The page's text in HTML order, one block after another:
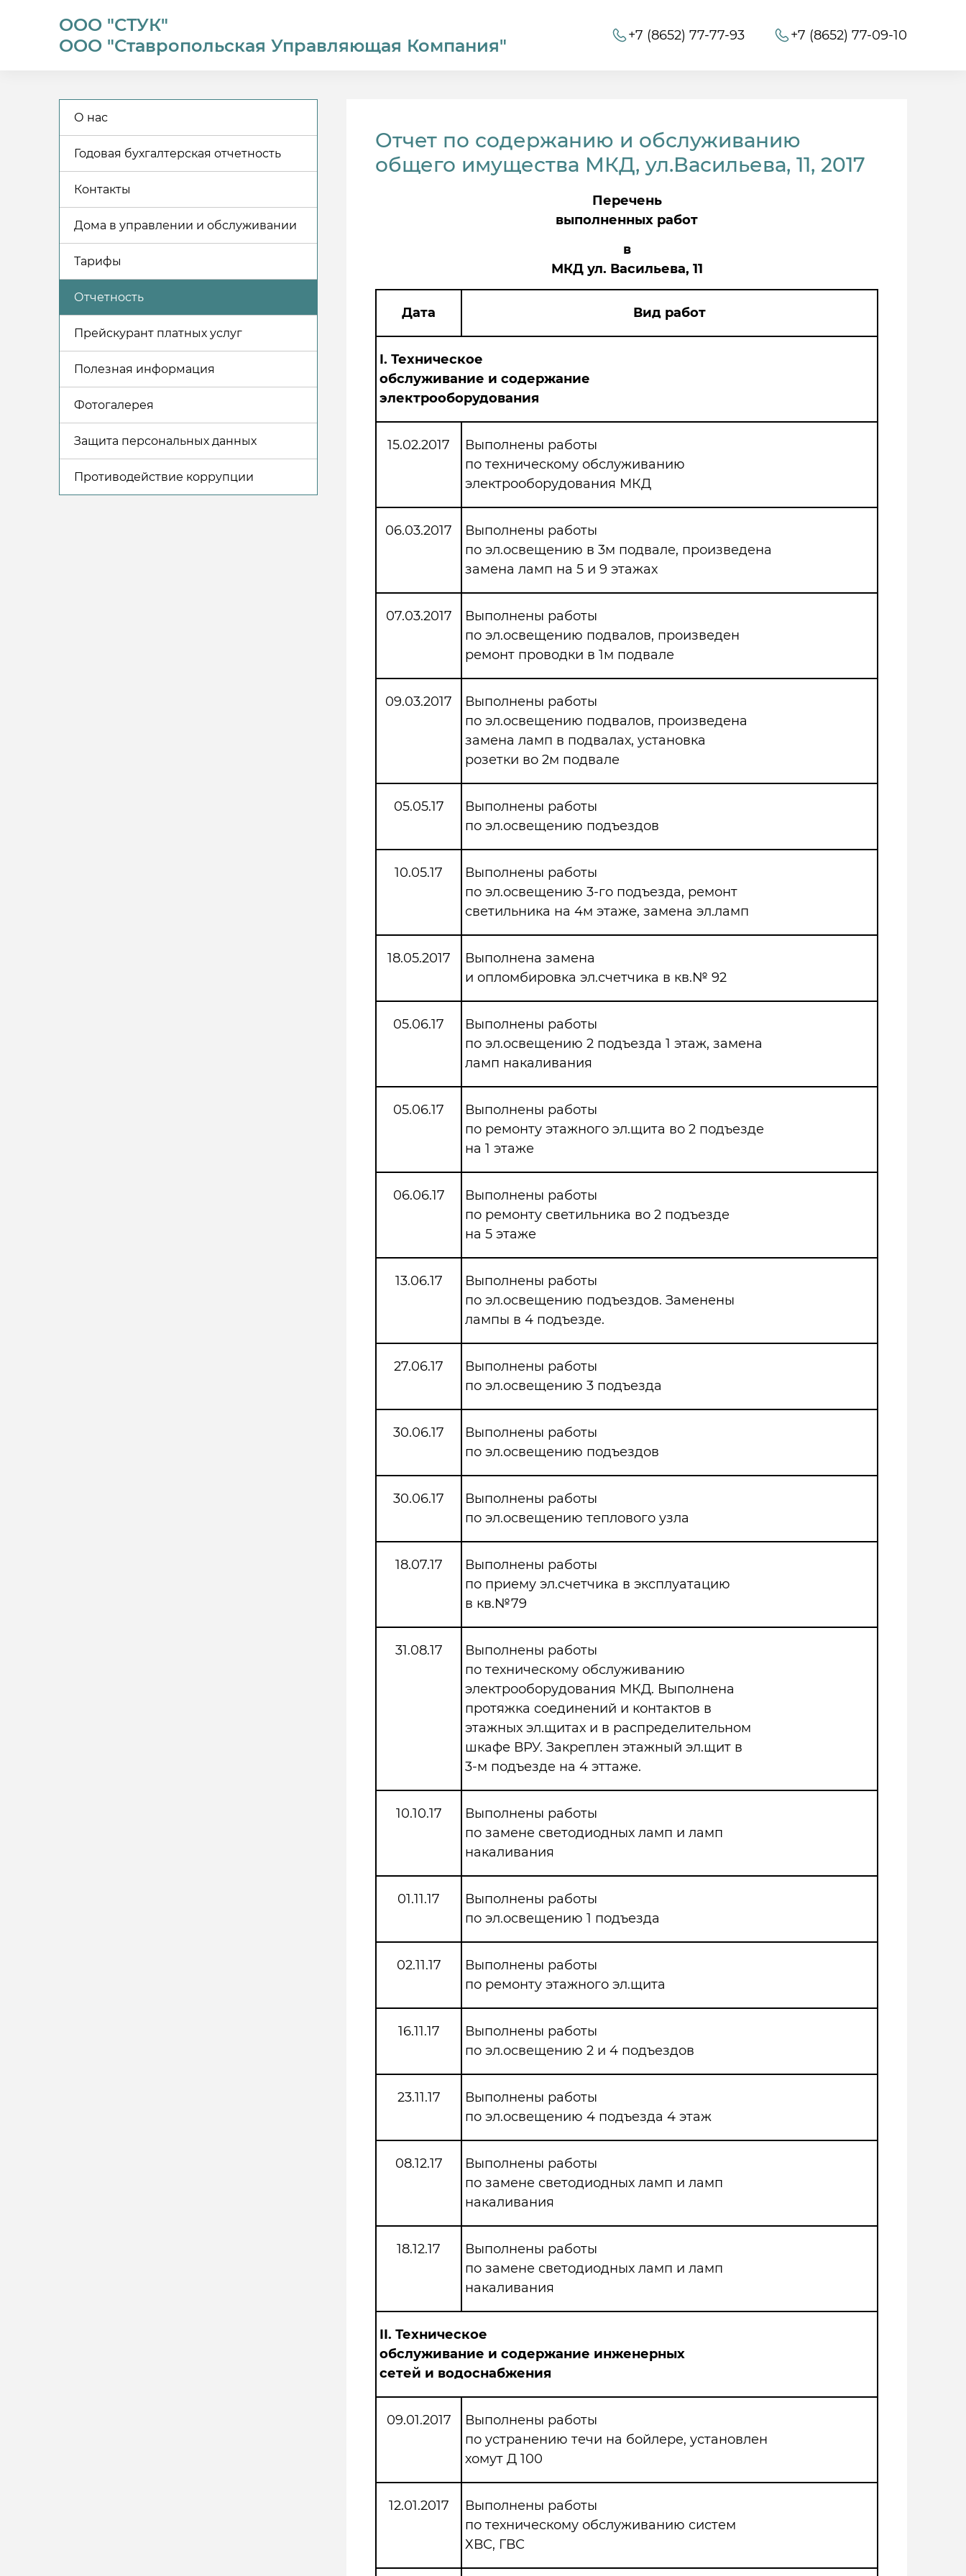
ООО "СТУК"
ООО "Ставропольская Управляющая Компания"
+7 (8652) 77-77-93 +7 (8652) 77-09-10
О нас
Годовая бухгалтерская отчетность
Контакты
Дома в управлении и обслуживании
Тарифы
Отчетность
Прейскурант платных услуг
Полезная информация
Фотогалерея
Защита персональных данных
Противодействие коррупции
Отчет по содержанию и обслуживанию
общего имущества МКД, ул.Васильева, 11, 2017
Перечень
выполненных работ
в
МКД ул. Васильева, 11
Дата Вид работ
I. Техническое
обслуживание и содержание
электрооборудования
15.02.2017
Выполнены работы
по техническому обслуживанию
электрооборудования МКД
06.03.2017
Выполнены работы
по эл.освещению в 3м подвале, произведена
замена ламп на 5 и 9 этажах
07.03.2017
Выполнены работы
по эл.освещению подвалов, произведен
ремонт проводки в 1м подвале
09.03.2017
Выполнены работы
по эл.освещению подвалов, произведена
замена ламп в подвалах, установка
розетки во 2м подвале
05.05.17
Выполнены работы
по эл.освещению подъездов
10.05.17
Выполнены работы
по эл.освещению 3-го подъезда, ремонт
светильника на 4м этаже, замена эл.ламп
18.05.2017
Выполнена замена
и опломбировка эл.счетчика в кв.№ 92
05.06.17
Выполнены работы
по эл.освещению 2 подъезда 1 этаж, замена
ламп накаливания
05.06.17
Выполнены работы
по ремонту этажного эл.щита во 2 подъезде
на 1 этаже
06.06.17
Выполнены работы
по ремонту светильника во 2 подъезде
на 5 этаже
13.06.17
Выполнены работы
по эл.освещению подъездов. Заменены
лампы в 4 подъезде.
27.06.17
Выполнены работы
по эл.освещению 3 подъезда
30.06.17
Выполнены работы
по эл.освещению подъездов
30.06.17
Выполнены работы
по эл.освещению теплового узла
18.07.17
Выполнены работы
по приему эл.счетчика в эксплуатацию
в кв.№79
31.08.17
Выполнены работы
по техническому обслуживанию
электрооборудования МКД. Выполнена
протяжка соединений и контактов в
этажных эл.щитах и в распределительном
шкафе ВРУ. Закреплен этажный эл.щит в
3-м подъезде на 4 эттаже.
10.10.17
Выполнены работы
по замене светодиодных ламп и ламп
накаливания
01.11.17
Выполнены работы
по эл.освещению 1 подъезда
02.11.17
Выполнены работы
по ремонту этажного эл.щита
16.11.17
Выполнены работы
по эл.освещению 2 и 4 подъездов
23.11.17
Выполнены работы
по эл.освещению 4 подъезда 4 этаж
08.12.17
Выполнены работы
по замене светодиодных ламп и ламп
накаливания
18.12.17
Выполнены работы
по замене светодиодных ламп и ламп
накаливания
II. Техническое
обслуживание и содержание инженерных
сетей и водоснабжения
09.01.2017
Выполнены работы
по устранению течи на бойлере, установлен
хомут Д 100
12.01.2017
Выполнены работы
по техническому обслуживанию систем
ХВС, ГВС